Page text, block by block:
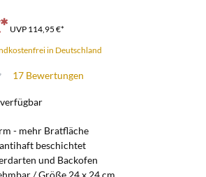
UVP 114,95 €*
in Deutschland
17 Bewertungen
- mehr Bratfläche
beschichtet
und Backofen
/ Größe 24 x 24 cm